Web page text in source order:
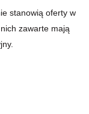
stanowią oferty w
zawarte mają